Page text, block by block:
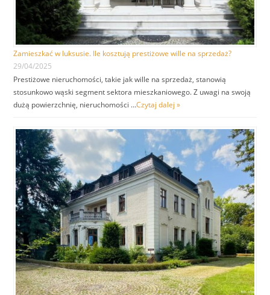
Zamieszkać w luksusie. Ile kosztują prestiżowe wille na sprzedaż?
29/04/2025
Prestiżowe nieruchomości, takie jak wille na sprzedaż, stanowią
stosunkowo wąski segment sektora mieszkaniowego. Z uwagi na swoją
dużą powierzchnię, nieruchomości …Czytaj dalej »